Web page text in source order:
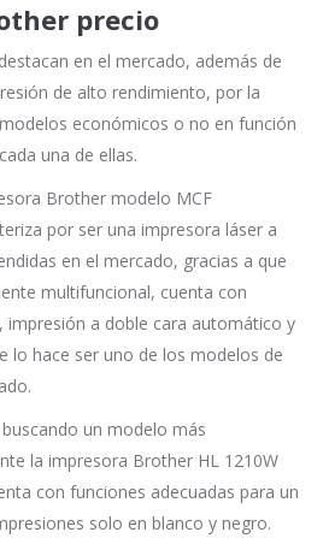
precio
en el mercado, además de
de alto rendimiento, por la
económicos o no en función
una de ellas.
Brother modelo MCF
por ser una impresora láser a
en el mercado, gracias a que
multifuncional, cuenta con
impresión a doble cara automático y
lo hace ser uno de los modelos de
un modelo más
la impresora Brother HL 1210W
con funciones adecuadas para un
solo en blanco y negro.